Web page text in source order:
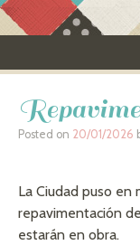
Posted on 20/01/2026
La Ciudad puso en
repavimentación
estarán en obra.